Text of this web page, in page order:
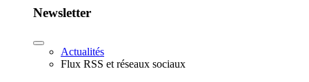
Newsletter
Actualités
Flux RSS et réseaux sociaux